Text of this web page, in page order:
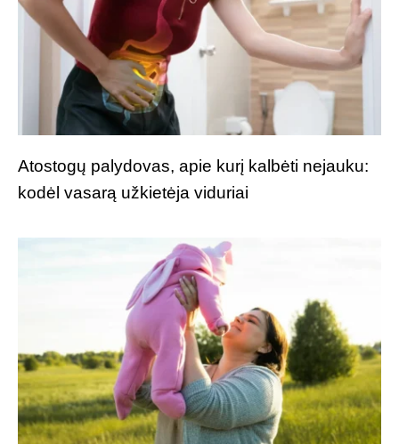
Atostogų palydovas, apie kurį kalbėti nejauku:
kodėl vasarą užkietėja viduriai